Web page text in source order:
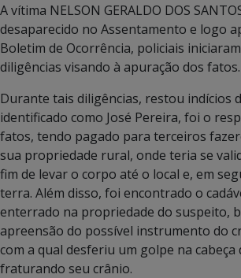
A vítima NELSON GERALDO DOS
desaparecido no Assentamento e logo
Boletim de Ocorrência, policiais
diligências visando à apuração dos fatos.
Durante tais diligências, restou indícios
identificado como José Pereira, foi o
fatos, tendo pagado para terceiros
sua propriedade rural, onde teria se
fim de levar o corpo até o local e, em
terra. Além disso, foi encontrado o
enterrado na propriedade do suspeito,
apreensão do possível instrumento do
com a qual desferiu um golpe na cabeça
fraturando seu crânio.